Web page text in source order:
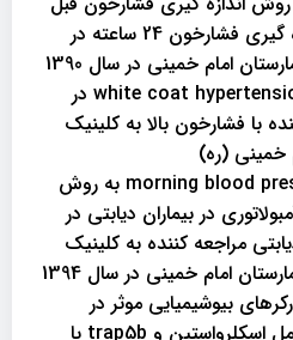
از دیالیز وروش اندازه گیری فشارخون 24 ساعته در
امام خمینی در سال 1390
بررسی میزان بروز white coat hypertension در
با فشارخون بالا به کلینیک
خمینی (ره)
بررسی morning blood pressure surge به روش
در بیماران دیابتی در
مراجعه کننده به کلینیک
امام خمینی در سال 1394
بیوشیمیایی موثر در
بازسازی استخوان شامل اسکلرواستین و trap5b با